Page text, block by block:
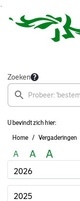
Zoeken
U bevindt zich hier:
Home Vergaderingen
A A A
2026
2025